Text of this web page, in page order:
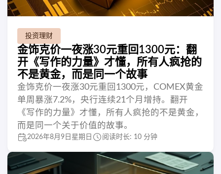
投资理财
金饰克价一夜涨30元重回1300元：翻
开《写作的力量》才懂，所有人疯抢的
不是黄金，而是同一个故事
金饰克价一夜涨30元重回1300元，COMEX黄金
单周暴涨7.2%，央行连续21个月增持。翻开
《写作的力量》才懂，所有人疯抢的不是黄金，
而是同一个关于价值的故事。
2026年8月9日星期日 阅读时长: 10 分钟